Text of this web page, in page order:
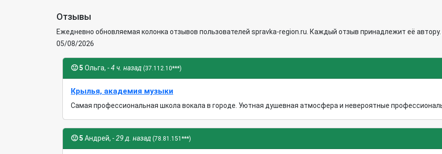
Отзывы
Ежедневно обновляемая колонка отзывов пользователей spravka-region.ru. Каждый отзыв принадлежит её
05/08/2026
🙂5 Ольга, - 4 ч. назад (37.112.10***)
Крылья, академия музыки
Самая профессиональная школа вокала в городе. Уютная душевная атмосфера и невероятные профессионалы
🙂5 Андрей, - 29 д. назад (78.81.151***)